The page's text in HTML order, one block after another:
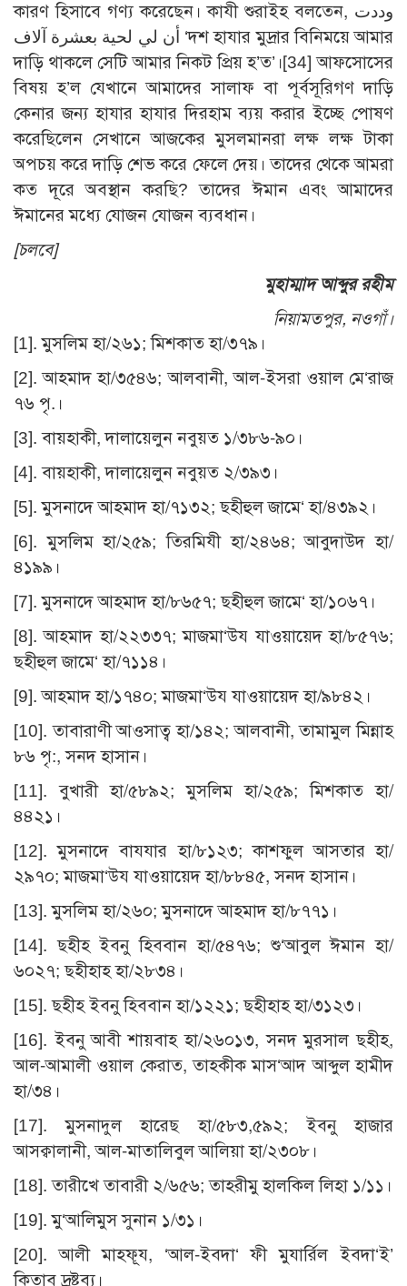
কারণ হিসাবে গণ্য করেছেন। কাযী শুরাইহ বলতেন, وددت
أن لي لحية بعشرة آلاف ‘দশ হাযার মুদ্রার বিনিময়ে আমার
দাড়ি থাকলে সেটি আমার নিকট প্রিয় হ’ত’।[34] আফসোসের
বিষয় হ’ল যেখানে আমাদের সালাফ বা পূর্বসূরিগণ দাড়ি
কেনার জন্য হাযার হাযার দিরহাম ব্যয় করার ইচ্ছে পোষণ
করেছিলেন সেখানে আজকের মুসলমানরা লক্ষ লক্ষ টাকা
অপচয় করে দাড়ি শেভ করে ফেলে দেয়। তাদের থেকে আমরা
কত দূরে অবস্থান করছি? তাদের ঈমান এবং আমাদের
ঈমানের মধ্যে যোজন যোজন ব্যবধান।
[চলবে]
মুহাম্মাদ আব্দুর রহীম
নিয়ামতপুর, নওগাঁ।
[1]. মুসলিম হা/২৬১; মিশকাত হা/৩৭৯।
[2]. আহমাদ হা/৩৫৪৬; আলবানী, আল-ইসরা ওয়াল মে‘রাজ
৭৬ পৃ.।
[3]. বায়হাকী, দালায়েলুন নবুয়ত ১/৩৮৬-৯০।
[4]. বায়হাকী, দালায়েলুন নবুয়ত ২/৩৯৩।
[5]. মুসনাদে আহমাদ হা/৭১৩২; ছহীহুল জামে‘ হা/৪৩৯২।
[6]. মুসলিম হা/২৫৯; তিরমিযী হা/২৪৬৪; আবুদাউদ হা/
৪১৯৯।
[7]. মুসনাদে আহমাদ হা/৮৬৫৭; ছহীহুল জামে‘ হা/১০৬৭।
[8]. আহমাদ হা/২২৩৩৭; মাজমা‘উয যাওয়ায়েদ হা/৮৫৭৬;
ছহীহুল জামে‘ হা/৭১১৪।
[9]. আহমাদ হা/১৭৪০; মাজমা‘উয যাওয়ায়েদ হা/৯৮৪২।
[10]. তাবারাণী আওসাত্ব হা/১৪২; আলবানী, তামামুল মিন্নাহ
৮৬ পৃ:, সনদ হাসান।
[11]. বুখারী হা/৫৮৯২; মুসলিম হা/২৫৯; মিশকাত হা/
৪৪২১।
[12]. মুসনাদে বাযযার হা/৮১২৩; কাশফুল আসতার হা/
২৯৭০; মাজমা‘উয যাওয়ায়েদ হা/৮৮৪৫, সনদ হাসান।
[13]. মুসলিম হা/২৬০; মুসনাদে আহমাদ হা/৮৭৭১।
[14]. ছহীহ ইবনু হিববান হা/৫৪৭৬; শু‘আবুল ঈমান হা/
৬০২৭; ছহীহাহ হা/২৮৩৪।
[15]. ছহীহ ইবনু হিববান হা/১২২১; ছহীহাহ হা/৩১২৩।
[16]. ইবনু আবী শায়বাহ হা/২৬০১৩, সনদ মুরসাল ছহীহ,
আল-আমালী ওয়াল কেরাত, তাহকীক মাস‘আদ আব্দুল হামীদ
হা/৩৪।
[17]. মুসনাদুল হারেছ হা/৫৮৩,৫৯২; ইবনু হাজার
আসক্বালানী, আল-মাতালিবুল আলিয়া হা/২৩০৮।
[18]. তারীখে তাবারী ২/৬৫৬; তাহরীমু হালকিল লিহা ১/১১।
[19]. মু‘আলিমুস সুনান ১/৩১।
[20]. আলী মাহফূয, ‘আল-ইবদা‘ ফী মুযার্রিল ইবদা‘ই’
কিতাব দ্রষ্টব্য।